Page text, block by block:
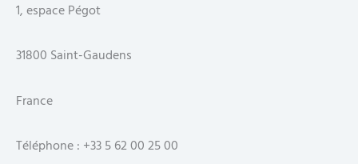
1, espace Pégot
31800 Saint-Gaudens
France
Téléphone : +33 5 62 00 25 00